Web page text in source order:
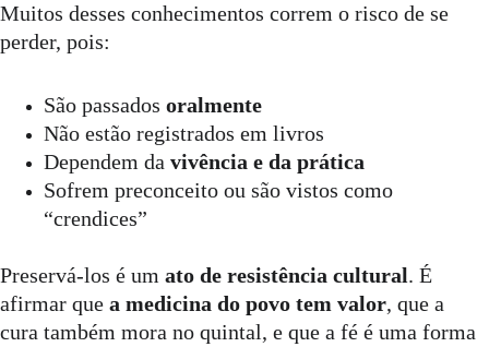
Muitos desses conhecimentos correm o risco de se
perder, pois:
São passados oralmente
Não estão registrados em livros
Dependem da vivência e da prática
Sofrem preconceito ou são vistos como
“crendices”
Preservá-los é um ato de resistência cultural. É
afirmar que a medicina do povo tem valor, que a
cura também mora no quintal, e que a fé é uma forma